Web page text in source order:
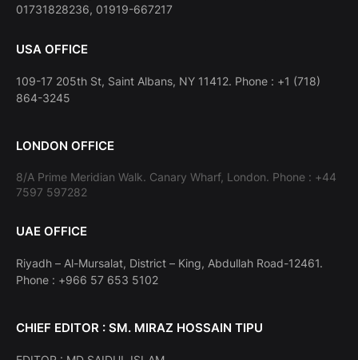
01731828236, 01919-667217
USA OFFICE
109-17 205th St, Saint Albans, NY 11412. Phone : +1 (718)
864-3245
LONDON OFFICE
8/A Prime Meridian Walk. Canary Wharf, London. Phone : +44
7597 597282
UAE OFFICE
Riyadh – Al-Mursalat, District – King, Abdullah Road-12461.
Phone : +966 57 653 5102
CHIEF EDITOR : SM. MIRAZ HOSSAIN TIPU